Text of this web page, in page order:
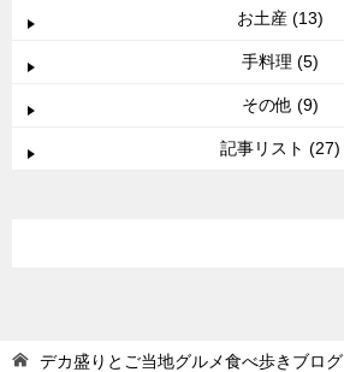
お土産 (13)
手料理 (5)
その他 (9)
記事リスト (27)
デカ盛りとご当地グルメ食べ歩きブログ